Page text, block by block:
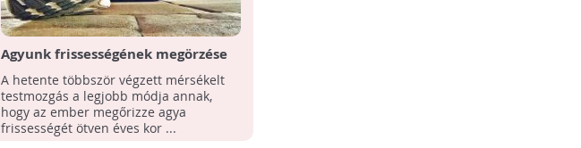
Agyunk frissességének megörzése
érdekében végezzünk rendszeres
testmozgást
A hetente többször végzett mérsékelt
testmozgás a legjobb módja annak,
hogy az ember megőrizze agya
frissességét ötven éves kor ...